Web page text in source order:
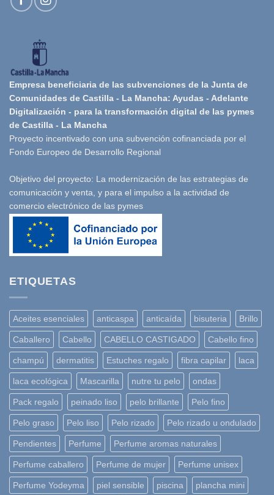
Empresa beneficiaria de las subvenciones de la Junta de
Comunidades de Castilla - La Mancha: Ayudas - Adelante
Digitalización - para la transformación digital de las pymes
de Castilla - La Mancha
Proyecto incentivado con una subvención cofinanciada por el
Fondo Europeo de Desarrollo Regional
Objetivo del proyecto: La modernización de las estrategias de
comunicación y venta, y para el impulso a la actividad de
comercio electrónico de las pymes
ETIQUETAS
Aceites esenciales anticaspa anticaída bisuteria Brillo
Caballero Cabello CABELLO CASTIGADO Cabello fino
champú dermatitis Estuches regalo fibra capilar laca
laca ecológica Mascarilla nutre tu pelo ondas
Pack regalo peinado liso pelo brillante Pelo fino
Pelo graso Pelo liso Pelo rizado Pelo rizado u ondulado
Pendientes Perfume Perfume aromas naturales
Perfume caballero Perfume de mujer Perfume unisex
Perfume Yodeyma piel sensible piscina plancha mini